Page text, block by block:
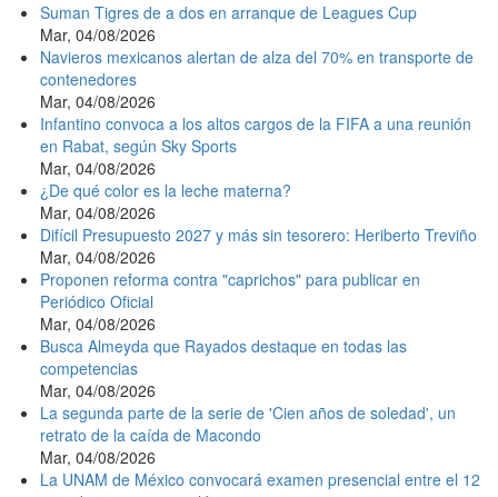
Suman Tigres de a dos en arranque de Leagues Cup
Mar, 04/08/2026
Navieros mexicanos alertan de alza del 70% en transporte de
contenedores
Mar, 04/08/2026
Infantino convoca a los altos cargos de la FIFA a una reunión
en Rabat, según Sky Sports
Mar, 04/08/2026
¿De qué color es la leche materna?
Mar, 04/08/2026
Difícil Presupuesto 2027 y más sin tesorero: Heriberto Treviño
Mar, 04/08/2026
Proponen reforma contra "caprichos" para publicar en
Periódico Oficial
Mar, 04/08/2026
Busca Almeyda que Rayados destaque en todas las
competencias
Mar, 04/08/2026
La segunda parte de la serie de 'Cien años de soledad', un
retrato de la caída de Macondo
Mar, 04/08/2026
La UNAM de México convocará examen presencial entre el 12